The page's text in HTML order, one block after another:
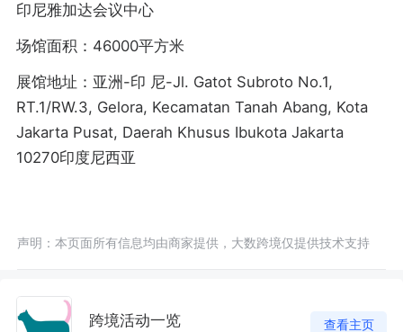
印尼雅加达会议中心
场馆面积：46000平方米
展馆地址：亚洲-印 尼-Jl. Gatot Subroto No.1,
RT.1/RW.3, Gelora, Kecamatan Tanah Abang, Kota
Jakarta Pusat, Daerah Khusus Ibukota Jakarta
10270印度尼西亚
声明：本页面所有信息均由商家提供，大数跨境仅提供技术支持
跨境活动一览 查看主页